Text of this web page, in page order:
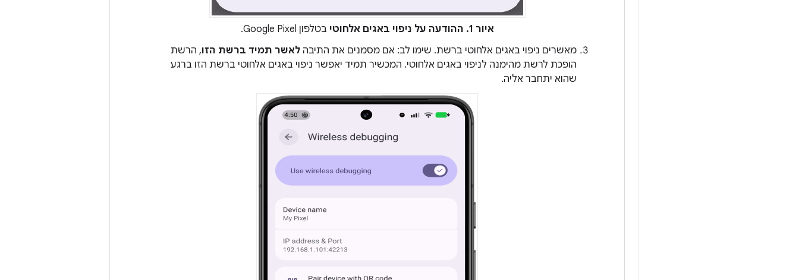
איור 1. ההודעה על ניפוי באגים אלחוטי בטלפון Google Pixel.
מאשרים ניפוי באגים אלחוטי ברשת. שימו לב: אם מסמנים את התיבה לאשר תמיד ברשת הזו, הרשת
הופכת לרשת מהימנה לניפוי באגים אלחוטי. המכשיר תמיד יאפשר ניפוי באגים אלחוטי ברשת הזו ברגע
שהוא יתחבר אליה.